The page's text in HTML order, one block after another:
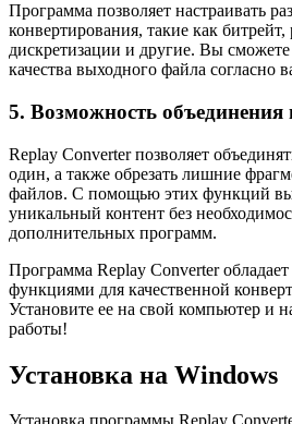
Программа позволяет настраивать
конвертирования, такие как битрейт,
дискретизации и другие. Вы
качества выходного файла согласно
5. Возможность объединения
Replay Converter позволяет
один, а также обрезать лишние
файлов. С помощью этих функций вы
уникальный контент без
дополнительных программ.
Программа Replay Converter
функциями для качественной
Установите ее на свой компьютер и
работы!
Установка на Windows